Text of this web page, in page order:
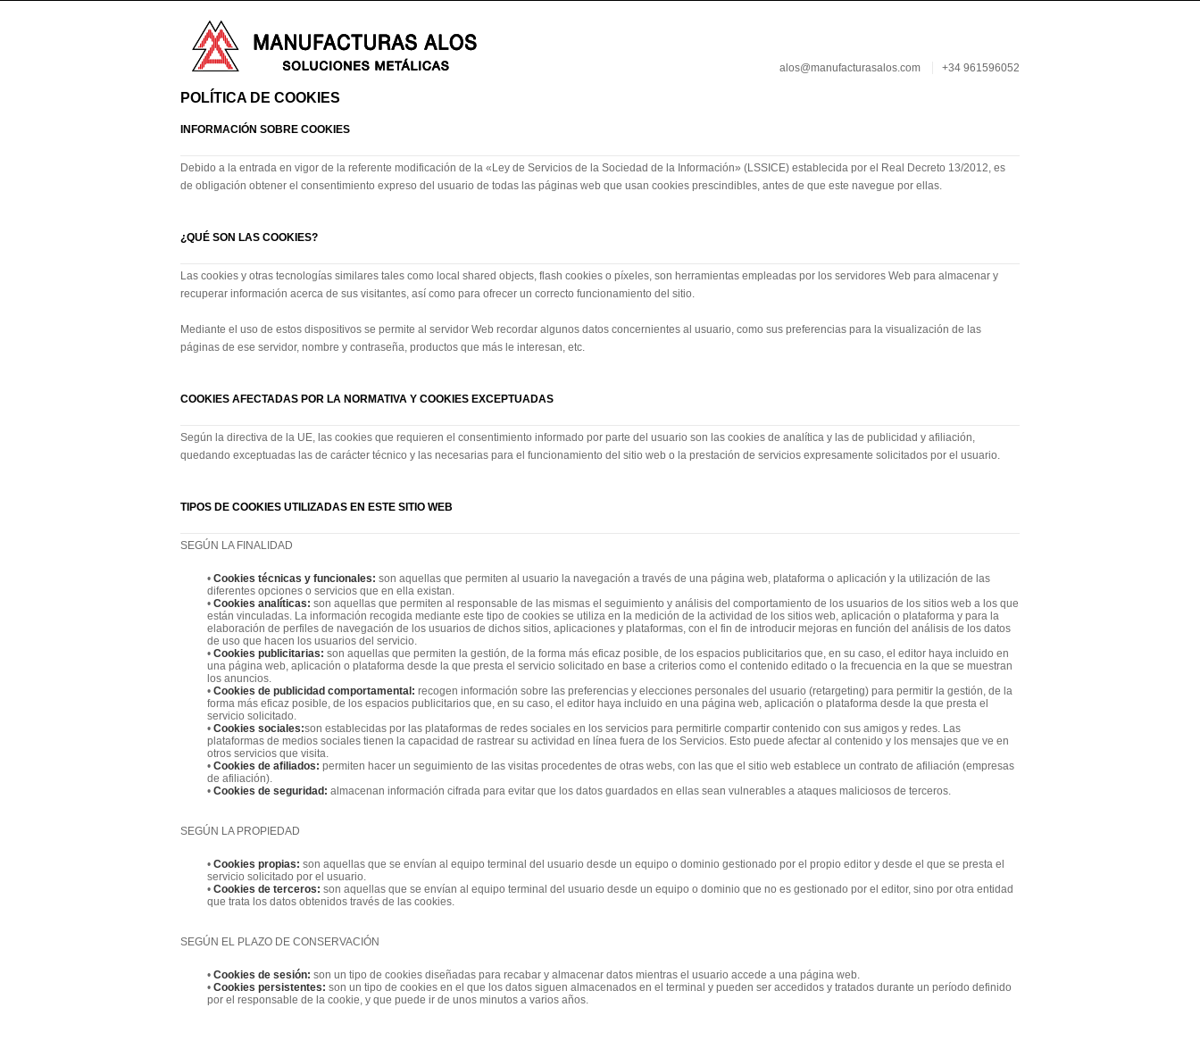
alos@manufacturasalos.com +34 961596052
POLÍTICA DE COOKIES
INFORMACIÓN SOBRE COOKIES
Debido a la entrada en vigor de la referente modificación de la «Ley de Servicios de la Sociedad de la Información» (LSSICE) establecida por el Real Decreto 13/2012, es
de obligación obtener el consentimiento expreso del usuario de todas las páginas web que usan cookies prescindibles, antes de que este navegue por ellas.
¿QUÉ SON LAS COOKIES?
Las cookies y otras tecnologías similares tales como local shared objects, flash cookies o píxeles, son herramientas empleadas por los servidores Web para almacenar y
recuperar información acerca de sus visitantes, así como para ofrecer un correcto funcionamiento del sitio.
Mediante el uso de estos dispositivos se permite al servidor Web recordar algunos datos concernientes al usuario, como sus preferencias para la visualización de las
páginas de ese servidor, nombre y contraseña, productos que más le interesan, etc.
COOKIES AFECTADAS POR LA NORMATIVA Y COOKIES EXCEPTUADAS
Según la directiva de la UE, las cookies que requieren el consentimiento informado por parte del usuario son las cookies de analítica y las de publicidad y afiliación,
quedando exceptuadas las de carácter técnico y las necesarias para el funcionamiento del sitio web o la prestación de servicios expresamente solicitados por el usuario.
TIPOS DE COOKIES UTILIZADAS EN ESTE SITIO WEB
SEGÚN LA FINALIDAD
• Cookies técnicas y funcionales: son aquellas que permiten al usuario la navegación a través de una página web, plataforma o aplicación y la utilización de las
diferentes opciones o servicios que en ella existan.
• Cookies analíticas: son aquellas que permiten al responsable de las mismas el seguimiento y análisis del comportamiento de los usuarios de los sitios web a los que
están vinculadas. La información recogida mediante este tipo de cookies se utiliza en la medición de la actividad de los sitios web, aplicación o plataforma y para la
elaboración de perfiles de navegación de los usuarios de dichos sitios, aplicaciones y plataformas, con el fin de introducir mejoras en función del análisis de los datos
de uso que hacen los usuarios del servicio.
• Cookies publicitarias: son aquellas que permiten la gestión, de la forma más eficaz posible, de los espacios publicitarios que, en su caso, el editor haya incluido en
una página web, aplicación o plataforma desde la que presta el servicio solicitado en base a criterios como el contenido editado o la frecuencia en la que se muestran
los anuncios.
• Cookies de publicidad comportamental: recogen información sobre las preferencias y elecciones personales del usuario (retargeting) para permitir la gestión, de la
forma más eficaz posible, de los espacios publicitarios que, en su caso, el editor haya incluido en una página web, aplicación o plataforma desde la que presta el
servicio solicitado.
• Cookies sociales:son establecidas por las plataformas de redes sociales en los servicios para permitirle compartir contenido con sus amigos y redes. Las
plataformas de medios sociales tienen la capacidad de rastrear su actividad en línea fuera de los Servicios. Esto puede afectar al contenido y los mensajes que ve en
otros servicios que visita.
• Cookies de afiliados: permiten hacer un seguimiento de las visitas procedentes de otras webs, con las que el sitio web establece un contrato de afiliación (empresas
de afiliación).
• Cookies de seguridad: almacenan información cifrada para evitar que los datos guardados en ellas sean vulnerables a ataques maliciosos de terceros.
SEGÚN LA PROPIEDAD
• Cookies propias: son aquellas que se envían al equipo terminal del usuario desde un equipo o dominio gestionado por el propio editor y desde el que se presta el
servicio solicitado por el usuario.
• Cookies de terceros: son aquellas que se envían al equipo terminal del usuario desde un equipo o dominio que no es gestionado por el editor, sino por otra entidad
que trata los datos obtenidos través de las cookies.
SEGÚN EL PLAZO DE CONSERVACIÓN
• Cookies de sesión: son un tipo de cookies diseñadas para recabar y almacenar datos mientras el usuario accede a una página web.
• Cookies persistentes: son un tipo de cookies en el que los datos siguen almacenados en el terminal y pueden ser accedidos y tratados durante un período definido
por el responsable de la cookie, y que puede ir de unos minutos a varios años.